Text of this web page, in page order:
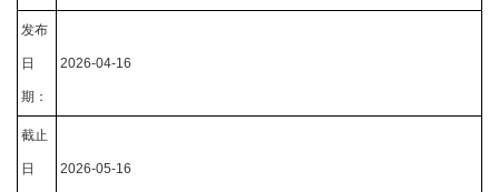
发布
日
期：
2026-04-16
截止
日 2026-05-16